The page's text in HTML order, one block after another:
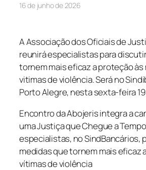
16 de junho de 2026
A Associação dos Oficiais de
reunirá especialistas para
tornem mais eficaz a proteção
vitimas de violência. Será no
Porto Alegre, nesta sexta-feira
Encontro da Abojeris integra a
uma Justiça que Chegue a
especialistas, no SindBancários,
medidas que tornem mais eficaz
vítimas de violência